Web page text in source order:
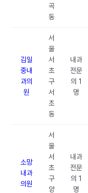
곡
동
김일
중내
과의
원
서
울
서
초
구
서
초
동
내과
전문
의 1
명
소망
내과
의원
서
울
서
초
구
양
내과
전문
의 1
명